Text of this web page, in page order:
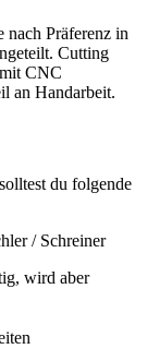
Präferenz in
Cutting
CNC
an Handarbeit.
du folgende
/ Schreiner
wird aber